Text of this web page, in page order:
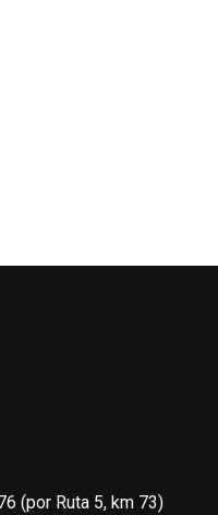
(por Ruta 5, km 73)